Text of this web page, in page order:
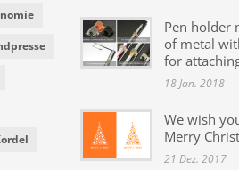
Pen holder
of metal
for
18 Jan. 2018
We wish
Merry
21 Dez. 2017